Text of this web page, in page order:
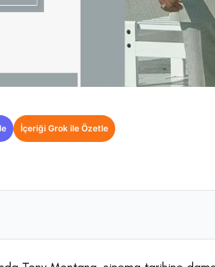
İçeriği Grok ile Özetle